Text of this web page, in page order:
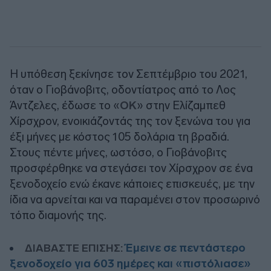
Η υπόθεση ξεκίνησε τον Σεπτέμβριο του 2021,
όταν ο Γιοβάνοβιτς, οδοντίατρος από το Λος
Άντζελες, έδωσε το «ΟΚ» στην Ελίζαμπεθ
Χίρσχρον, ενοικιάζοντάς της τον ξενώνα του για
έξι μήνες με κόστος 105 δολάρια τη βραδιά.
Στους πέντε μήνες, ωστόσο, ο Γιοβάνοβιτς
προσφέρθηκε να στεγάσει τον Χίρσχρον σε ένα
ξενοδοχείο ενώ έκανε κάποιες επισκευές, με την
ίδια να αρνείται και να παραμένει στον προσωρινό
τόπο διαμονής της.
ΔΙΑΒΑΣΤΕ ΕΠΙΣΗΣ:Έμεινε σε πεντάστερο
ξενοδοχείο για 603 ημέρες και «πιστόλιασε»